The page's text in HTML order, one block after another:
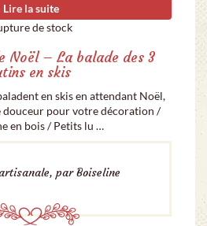
Lire la suite
de stock
Noël – La balade des 3
en skis
en skis en attendant Noël,
douceur pour votre décoration /
en bois / Petits lu …
par Boiseline